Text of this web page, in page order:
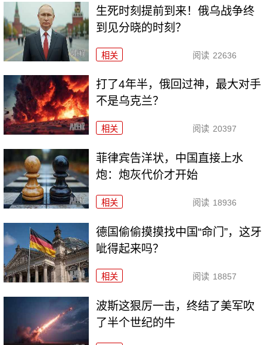
生死时刻提前到来！俄乌战争终
到见分晓的时刻？
相关 阅读 22636
打了4年半，俄回过神，最大对手
不是乌克兰？
相关 阅读 20397
菲律宾告洋状，中国直接上水
炮：炮灰代价才开始
相关 阅读 18936
德国偷偷摸摸找中国“命门”，这牙
呲得起来吗？
相关 阅读 18857
波斯这狠厉一击，终结了美军吹
了半个世纪的牛